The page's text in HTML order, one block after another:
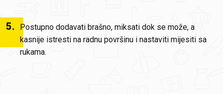
5.
Postupno dodavati brašno, miksati dok se može, a
kasnije istresti na radnu površinu i nastaviti mijesiti sa
rukama.